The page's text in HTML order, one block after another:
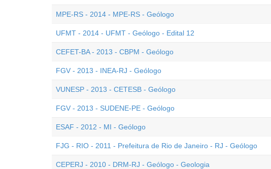
MPE-RS - 2014 - MPE-RS - Geólogo
UFMT - 2014 - UFMT - Geólogo - Edital 12
CEFET-BA - 2013 - CBPM - Geólogo
FGV - 2013 - INEA-RJ - Geólogo
VUNESP - 2013 - CETESB - Geólogo
FGV - 2013 - SUDENE-PE - Geólogo
ESAF - 2012 - MI - Geólogo
FJG - RIO - 2011 - Prefeitura de Rio de Janeiro - RJ - Geólogo
CEPERJ - 2010 - DRM-RJ - Geólogo - Geologia